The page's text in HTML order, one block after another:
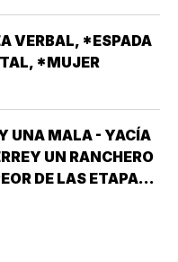
A DIPUTADOS
30 DISTRITOS QUE
MORENA,
VERBAL, *ESPADA
*MUJER
UNA MALA - YACÍA
UN RANCHERO
DE LAS ETAPAS